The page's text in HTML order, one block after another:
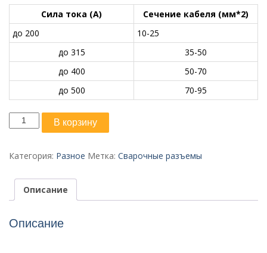
Сила тока (А)
Сечение кабеля (мм*2)
до 200
10-25
до 315
35-50
до 400
50-70
до 500
70-95
Количество
товара
кабельная
50
В корзину
Категория: Разное Метка: Сварочные разъемы
Описание
Описание